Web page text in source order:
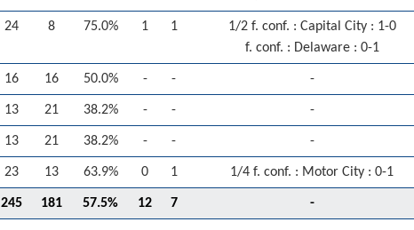
24 8 75.0% 1 1
1/2 f. conf. : Capital City : 1-0
f. conf. : Delaware : 0-1
16 16 50.0% - - -
13 21 38.2% - - -
13 21 38.2% - - -
23 13 63.9% 0 1 1/4 f. conf. : Motor City : 0-1
245 181 57.5% 12 7 -